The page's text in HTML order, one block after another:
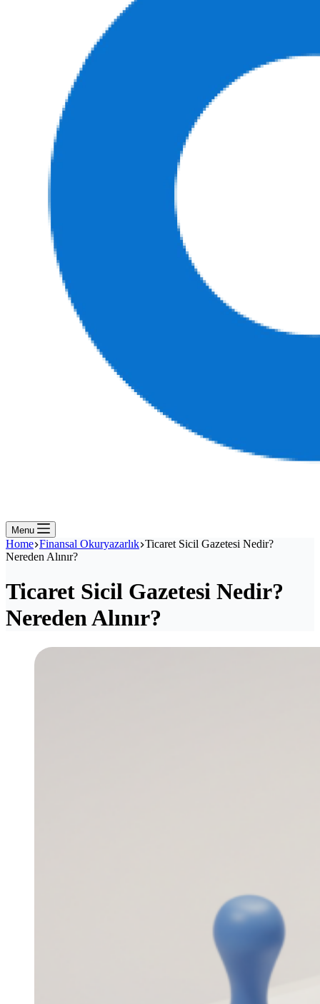
Menu
Home Finansal Okuryazarlık Ticaret Sicil Gazetesi Nedir?
Nereden Alınır?
Ticaret Sicil Gazetesi Nedir?
Nereden Alınır?